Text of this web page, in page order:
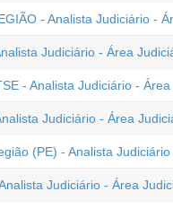
- Analista Judiciário -
Judiciário - Área
- Analista Judiciário -
Judiciário - Área
(PE) - Analista
Judiciário - Área